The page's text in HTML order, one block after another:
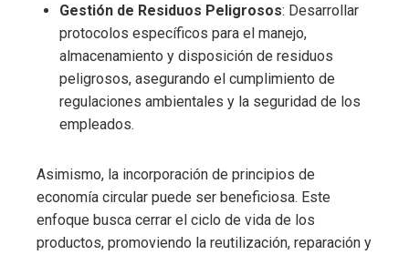
Gestión de Residuos Peligrosos: Desarrollar
protocolos específicos para el manejo,
almacenamiento y disposición de residuos
peligrosos, asegurando el cumplimiento de
regulaciones ambientales y la seguridad de los
empleados.
Asimismo, la incorporación de principios de
economía circular puede ser beneficiosa. Este
enfoque busca cerrar el ciclo de vida de los
productos, promoviendo la reutilización, reparación y